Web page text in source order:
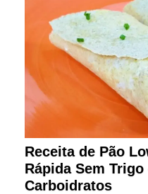
Receita de Pão
Rápida Sem
Carboidratos